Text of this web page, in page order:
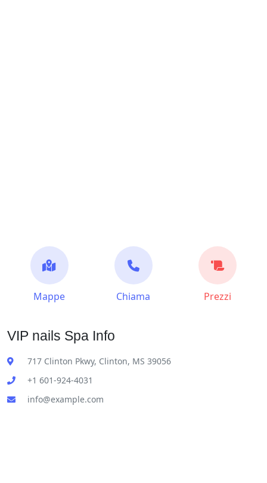
Mappe Chiama Prezzi
VIP nails Spa Info
717 Clinton Pkwy, Clinton, MS 39056
+1 601-924-4031
info@example.com